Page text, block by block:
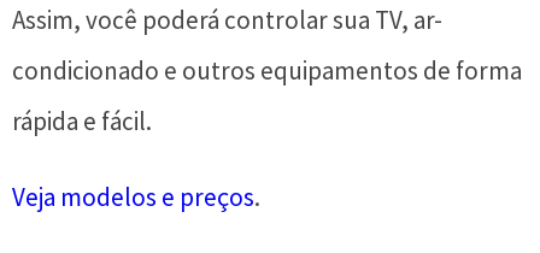
Assim, você poderá controlar sua TV, ar-
condicionado e outros equipamentos de forma
rápida e fácil.
Veja modelos e preços.